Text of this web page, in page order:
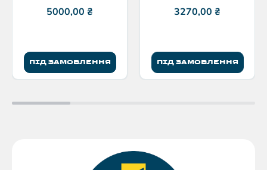
5000,00 ₴
ПІД ЗАМОВЛЕННЯ
3270,00 ₴
ПІД ЗАМОВЛЕННЯ